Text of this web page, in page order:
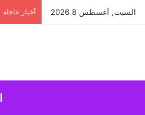
السبت, أغسطس 8 2026 أخبار عاجلة